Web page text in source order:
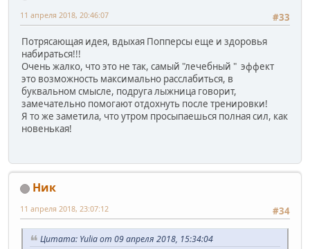
#33
11 апреля 2018, 20:46:07
Потрясающая идея, вдыхая Попперсы еще и здоровья
набираться!!!
Очень жалко, что это не так, самый "лечебный " эффект
это возможность максимально расслабиться, в
буквальном смысле, подруга лыжница говорит,
замечательно помогают отдохнуть после тренировки!
Я то же заметила, что утром просыпаешься полная сил, как
новенькая!
Ник
#34
11 апреля 2018, 23:07:12
Цитата: Yulia от 09 апреля 2018, 15:34:04